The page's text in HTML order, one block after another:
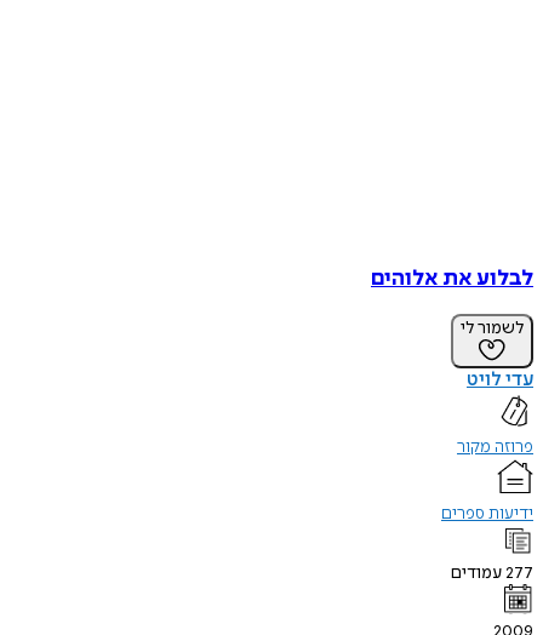
לבלוע את אלוהים
לשמור לי
עדי לויט
פרוזה מקור
ידיעות ספרים
277עמודים